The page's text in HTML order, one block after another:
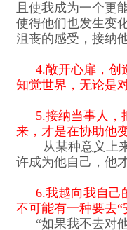
且使我成为一个更
使得他们也发生变
沮丧的感受，接纳
4.敞开心扉，创
知觉世界，无论是
5.接纳当事人，
来，才是在协助他
从某种意义上
许成为他自己，他
6.我越向我自己
不可能有一种要去
“如果我不去对